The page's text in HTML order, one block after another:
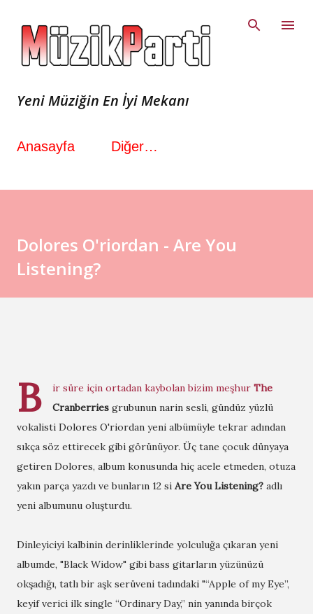
Yeni Müziğin En İyi Mekanı
Anasayfa Diğer…
Dolores O'riordan - Are You
Listening?
B ir süre için ortadan kaybolan bizim meşhur The
Cranberries grubunun narin sesli, gündüz yüzlü
vokalisti Dolores O'riordan yeni albümüyle tekrar adından
sıkça söz ettirecek gibi görünüyor. Üç tane çocuk dünyaya
getiren Dolores, album konusunda hiç acele etmeden, otuza
yakın parça yazdı ve bunların 12 si AreYou Listening? adlı
yeni albumunu oluşturdu.
Dinleyiciyi kalbinin derinliklerinde yolculuğa çıkaran yeni
albumde, "Black Widow" gibi bass gitarların yüzünüzü
okşadığı, tatlı bir aşk serüveni tadındaki "“Apple of my Eye”,
keyif verici ilk single “Ordinary Day,” nin yanında birçok